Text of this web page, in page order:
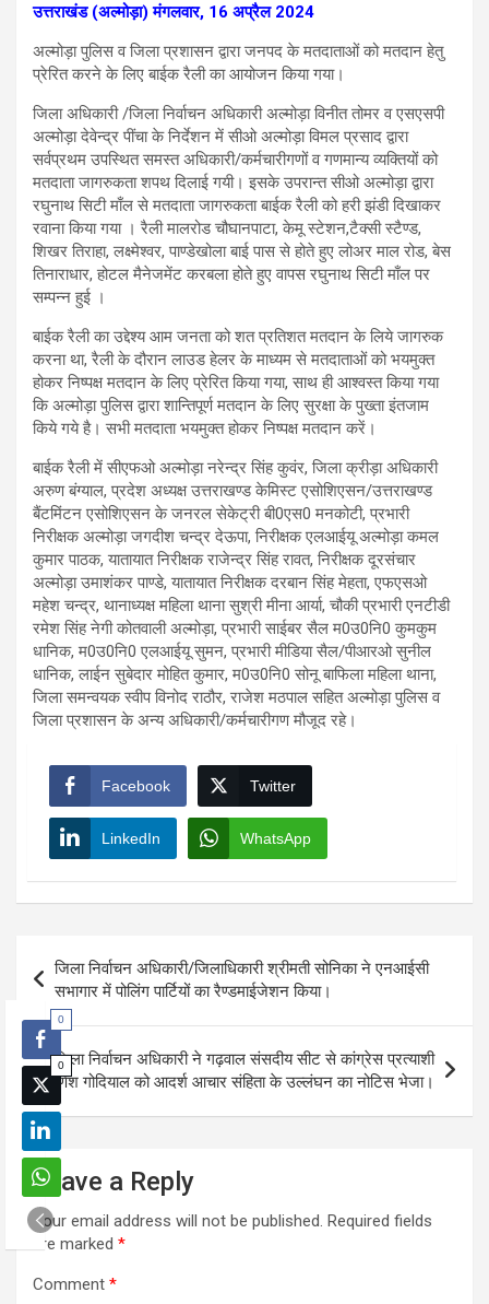
उत्तराखंड (अल्मोड़ा) मंगलवार, 16 अप्रैल 2024
अल्मोड़ा पुलिस व जिला प्रशासन द्वारा जनपद के मतदाताओं को मतदान हेतु
प्रेरित करने के लिए बाईक रैली का आयोजन किया गया।
जिला अधिकारी /जिला निर्वाचन अधिकारी अल्मोड़ा विनीत तोमर व एसएसपी
अल्मोड़ा देवेन्द्र पींचा के निर्देशन में सीओ अल्मोड़ा विमल प्रसाद द्वारा
सर्वप्रथम उपस्थित समस्त अधिकारी/कर्मचारीगणों व गणमान्य व्यक्तियों को
मतदाता जागरुकता शपथ दिलाई गयी। इसके उपरान्त सीओ अल्मोड़ा द्वारा
रघुनाथ सिटी माँल से मतदाता जागरुकता बाईक रैली को हरी झंडी दिखाकर
रवाना किया गया । रैली मालरोड चौघानपाटा, केमू स्टेशन,टैक्सी स्टैण्ड,
शिखर तिराहा, लक्ष्मेश्वर, पाण्डेखोला बाई पास से होते हुए लोअर माल रोड, बेस
तिनाराधार, होटल मैनेजमेंट करबला होते हुए वापस रघुनाथ सिटी माँल पर
सम्पन्न हुई ।
बाईक रैली का उद्देश्य आम जनता को शत प्रतिशत मतदान के लिये जागरुक
करना था, रैली के दौरान लाउड हेलर के माध्यम से मतदाताओं को भयमुक्त
होकर निष्पक्ष मतदान के लिए प्रेरित किया गया, साथ ही आश्वस्त किया गया
कि अल्मोड़ा पुलिस द्वारा शान्तिपूर्ण मतदान के लिए सुरक्षा के पुख्ता इंतजाम
किये गये है। सभी मतदाता भयमुक्त होकर निष्पक्ष मतदान करें।
बाईक रैली में सीएफओ अल्मोड़ा नरेन्द्र सिंह कुवंर, जिला क्रीड़ा अधिकारी
अरुण बंग्याल, प्रदेश अध्यक्ष उत्तराखण्ड केमिस्ट एसोशिएसन/उत्तराखण्ड
बैंटमिंटन एसोशिएसन के जनरल सेकेट्री बी0एस0 मनकोटी, प्रभारी
निरीक्षक अल्मोड़ा जगदीश चन्द्र देऊपा, निरीक्षक एलआईयू अल्मोड़ा कमल
कुमार पाठक, यातायात निरीक्षक राजेन्द्र सिंह रावत, निरीक्षक दूरसंचार
अल्मोड़ा उमाशंकर पाण्डे, यातायात निरीक्षक दरबान सिंह मेहता, एफएसओ
महेश चन्द्र, थानाध्यक्ष महिला थाना सुश्री मीना आर्या, चौकी प्रभारी एनटीडी
रमेश सिंह नेगी कोतवाली अल्मोड़ा, प्रभारी साईबर सैल म0उ0नि0 कुमकुम
धानिक, म0उ0नि0 एलआईयू सुमन, प्रभारी मीडिया सैल/पीआरओ सुनील
धानिक, लाईन सुबेदार मोहित कुमार, म0उ0नि0 सोनू बाफिला महिला थाना,
जिला समन्वयक स्वीप विनोद राठौर, राजेश मठपाल सहित अल्मोड़ा पुलिस व
जिला प्रशासन के अन्य अधिकारी/कर्मचारीगण मौजूद रहे।
Facebook Twitter
LinkedIn WhatsApp
navigation
जिला निर्वाचन अधिकारी/जिलाधिकारी श्रीमती सोनिका ने एनआईसी
सभागार में पोलिंग पार्टियों का रैण्डमाईजेशन किया।
जिला निर्वाचन अधिकारी ने गढ़वाल संसदीय सीट से कांग्रेस प्रत्याशी
गणेश गोदियाल को आदर्श आचार संहिता के उल्लंघन का नोटिस भेजा।
Leave a Reply
Your email address will not be published. Required fields
are marked *
Comment *
0
0